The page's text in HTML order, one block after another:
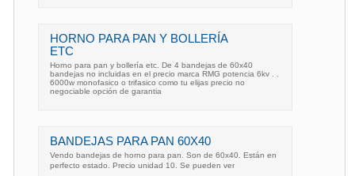
HORNO PARA PAN Y BOLLERÍA
ETC
Horno para pan y bollería etc. De 4 bandejas de 60x40
bandejas no incluidas en el precio marca RMG potencia 6kv . .
6000w monofasico o trifasico como tu elijas precio no
negociable opción de garantia
BANDEJAS PARA PAN 60X40
Vendo bandejas de horno para pan. Son de 60x40. Están en
perfecto estado. Precio unidad 10. Se pueden ver